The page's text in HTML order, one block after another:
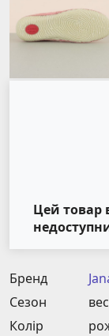
Цей товар
Бренд
Сезон
Колір